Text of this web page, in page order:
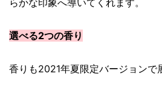
選べる2つの香り
香りも2021年夏限定バージョンで